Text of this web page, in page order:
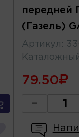
передней
(Газель)
Артикул :
79.50
-